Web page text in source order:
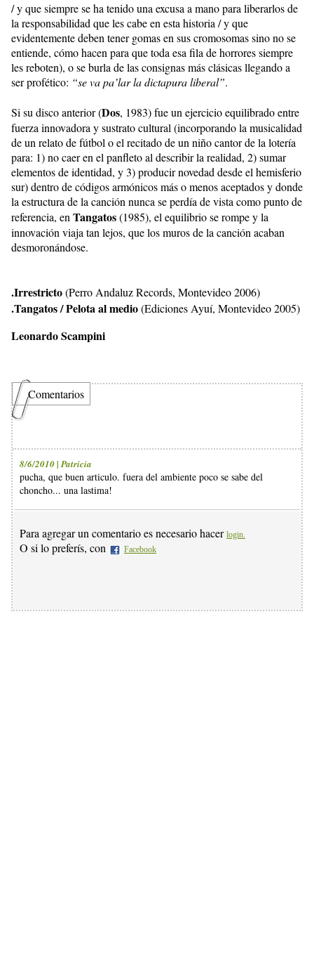
/ y que siempre se ha tenido una excusa a mano para liberarlos de
la responsabilidad que les cabe en esta historia / y que
evidentemente deben tener gomas en sus cromosomas sino no se
entiende, cómo hacen para que toda esa fila de horrores siempre
les reboten), o se burla de las consignas más clásicas llegando a
ser profético: “se va pa’lar la dictapura liberal”.
Si su disco anterior (Dos, 1983) fue un ejercicio equilibrado entre
fuerza innovadora y sustrato cultural (incorporando la musicalidad
de un relato de fútbol o el recitado de un niño cantor de la lotería
para: 1) no caer en el panfleto al describir la realidad, 2) sumar
elementos de identidad, y 3) producir novedad desde el hemisferio
sur) dentro de códigos armónicos más o menos aceptados y donde
la estructura de la canción nunca se perdía de vista como punto de
referencia, enTangatos(1985), el equilibrio se rompe y la
innovación viaja tan lejos, que los muros de la canción acaban
desmoronándose.
.Irrestricto(Perro Andaluz Records, Montevideo 2006)
.Tangatos / Pelota al medio(Ediciones Ayuí, Montevideo 2005)
Leonardo Scampini
Comentarios
8/6/2010 | Patricia
pucha, que buen articulo. fuera del ambiente poco se sabe del
choncho... una lastima!
Para agregar un comentario es necesario hacer login.
O si lo preferís, con Facebook